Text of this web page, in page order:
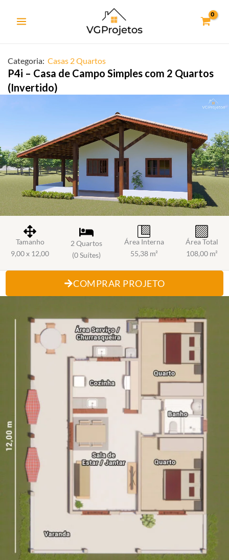
para
Categoria: Casas 2 Quartos
P4i – Casa de Campo Simples com 2 Quartos
(Invertido)
Tamanho
9,00 x 12,00
2 Quartos
(0 Suítes)
Área Interna
55,38 m²
Área Total
108,00 m²
COMPRAR PROJETO